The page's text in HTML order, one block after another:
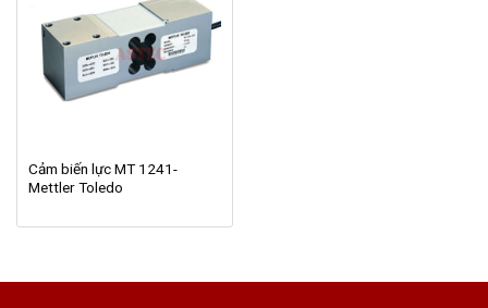
Cảm biến lực MT 1241-
Mettler Toledo